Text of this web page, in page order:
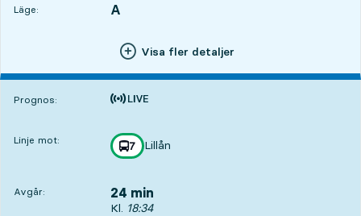
Läge:
LÄGE, A
,
Visa fler detaljer
Prognos:
Tiden är prognos
Linje mot: linje
7
mot
Lillån
,
Avgår: 24 min
Avgår, Kl. 18:34, om 24 min
Kl. 18:34